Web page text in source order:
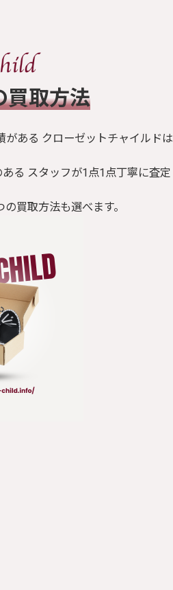
買取方法
ある クローゼットチャイルドは
る スタッフが1点1点丁寧に査定
買取方法も選べます。